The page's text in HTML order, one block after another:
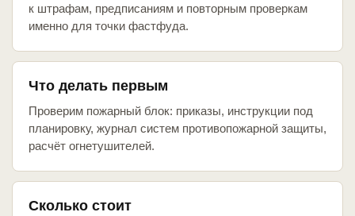
к штрафам, предписаниям и повторным проверкам
именно для точки фастфуда.
Что делать первым
Проверим пожарный блок: приказы, инструкции под
планировку, журнал систем противопожарной защиты,
расчёт огнетушителей.
Сколько стоит